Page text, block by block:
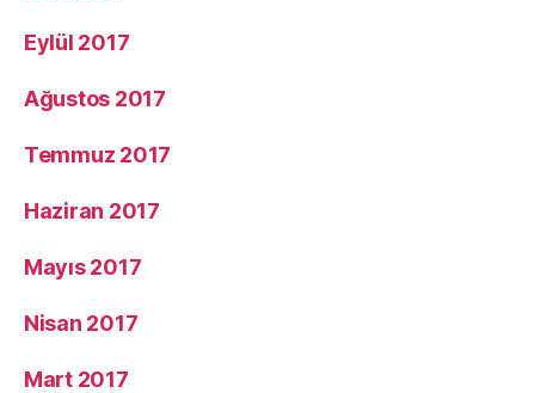
Eylül 2017
Ağustos 2017
Temmuz 2017
Haziran 2017
Mayıs 2017
Nisan 2017
Mart 2017